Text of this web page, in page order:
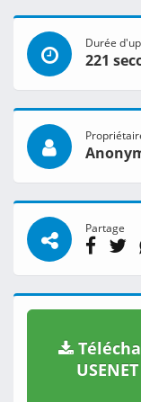
Durée
221
Partage